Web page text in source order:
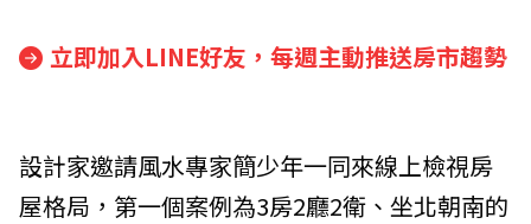
立即加入LINE好友，每週主動推送房市趨勢
設計家邀請風水專家簡少年一同來線上檢視房
屋格局，第一個案例為3房2廳2衛、坐北朝南的